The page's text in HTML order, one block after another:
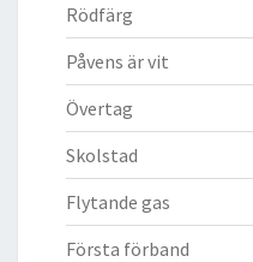
Rödfärg
Påvens är vit
Övertag
Skolstad
Flytande gas
Första förband